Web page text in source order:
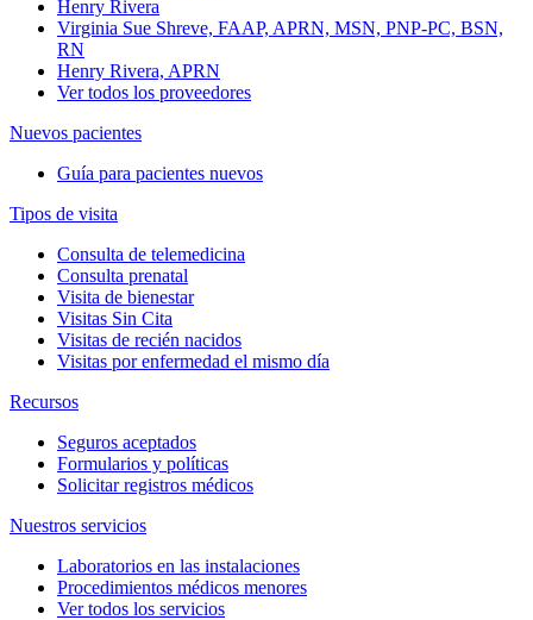
Henry Rivera
Virginia Sue Shreve, FAAP, APRN, MSN, PNP-PC, BSN,
RN
Henry Rivera, APRN
Ver todos los proveedores
Nuevos pacientes
Guía para pacientes nuevos
Tipos de visita
Consulta de telemedicina
Consulta prenatal
Visita de bienestar
Visitas Sin Cita
Visitas de recién nacidos
Visitas por enfermedad el mismo día
Recursos
Seguros aceptados
Formularios y políticas
Solicitar registros médicos
Nuestros servicios
Laboratorios en las instalaciones
Procedimientos médicos menores
Ver todos los servicios